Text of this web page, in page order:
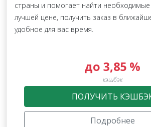
страны и помогает найти необходимые
лучшей цене, получить заказ в
удобное для вас время.
до 3,85 %
кэшбэк
ПОЛУЧИТЬ
Подробнее